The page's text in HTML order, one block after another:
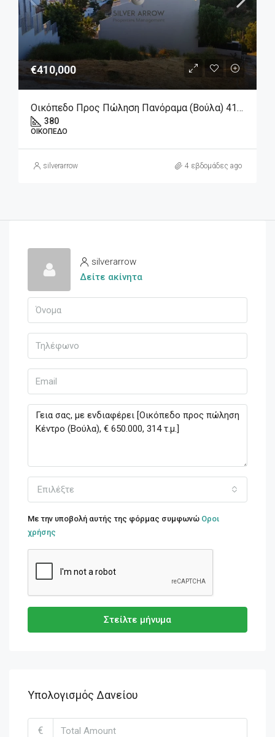
€410,000
Οικόπεδο Προς Πώληση Πανόραμα (Βούλα) 410.000€ , 380 Τ.Μ.
380
ΟΙΚΌΠΕΔΟ
silverarrow 4 εβδομάδες ago
silverarrow
Δείτε ακίνητα
Επιλέξτε
Με την υποβολή αυτής της φόρμας συμφωνώ Οροι
χρήσης
Στείλτε μήνυμα
Υπολογισμός Δανείου
€